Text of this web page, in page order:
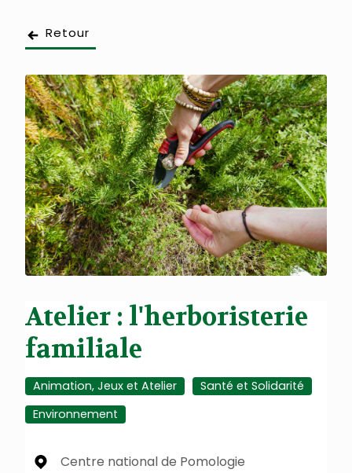
Retour
Atelier : l'herboristerie
familiale
Animation, Jeux et Atelier
Santé et Solidarité
Environnement
Centre national de Pomologie